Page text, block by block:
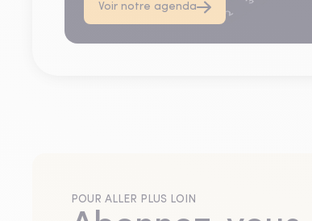
Voir notre agenda
POUR ALLER PLUS LOIN